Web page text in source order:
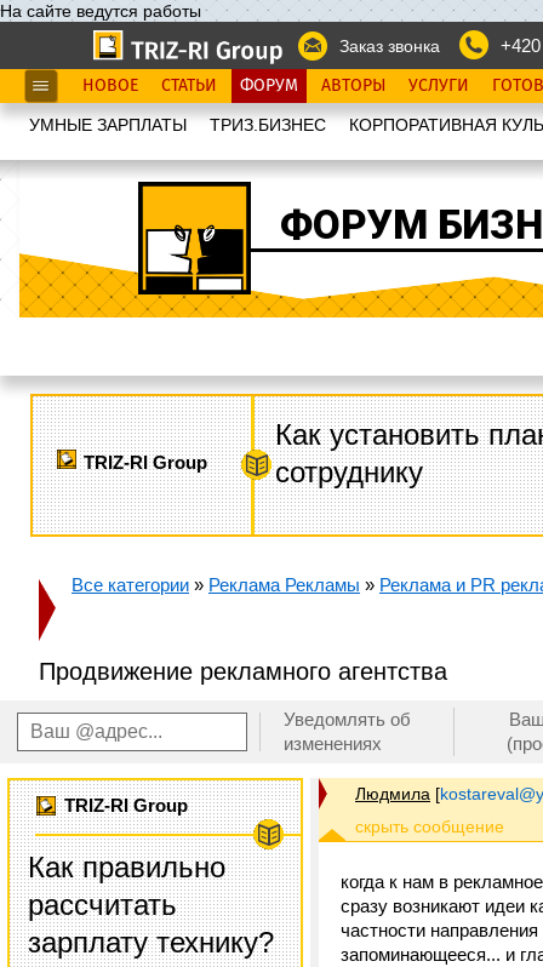
На сайте ведутся работы
Заказ звонка
НОВОЕ СТАТЬИ ФОРУМ АВТОРЫ УСЛУГИ
УМНЫЕ ЗАРПЛАТЫ ТРИЗ.БИЗНЕС КОРПОРАТИВНАЯ
ФОРУМ
TRIZ-RI Group
Как установить
сотруднику
Все категории » Реклама Рекламы » Реклама и PR
Продвижение рекламного агентства
Уведомлять об
изменениях
TRIZ-RI Group
Как правильно
рассчитать
зарплату технику?
Людмила [
когда к нам в
сразу возникают идеи
частности
запоминающееся... и